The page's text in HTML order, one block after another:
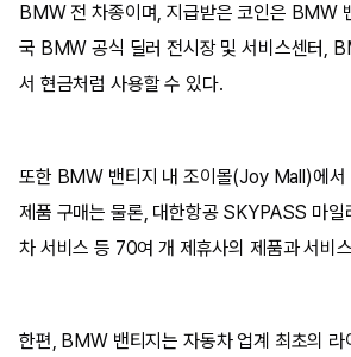
BMW 전 차종이며, 지급받은 코인은 BMW
국 BMW 공식 딜러 전시장 및 서비스센터,
서 현금처럼 사용할 수 있다.
또한 BMW 밴티지 내 조이몰(Joy Mall)에
제품 구매는 물론, 대한항공 SKYPASS 마일
차 서비스 등 70여 개 제휴사의 제품과 서비
한편, BMW 밴티지는 자동차 업계 최초의 라